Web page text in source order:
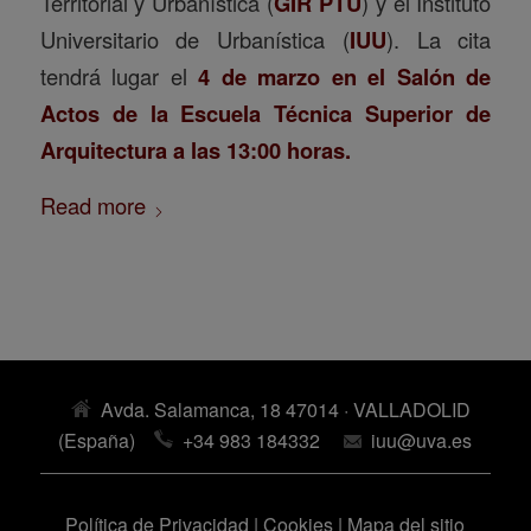
Universitario de Urbanística (IUU). La cita
tendrá lugar el4 de marzo en el Salón de
Actos de la Escuela Técnica Superior de
Arquitectura a las 13:00 horas.
Read more
Avda. Salamanca, 18 47014 · VALLADOLID
(España)
+34 983 184332 iuu@uva.es
Política de Privacidad | Cookies | Mapa del sitio